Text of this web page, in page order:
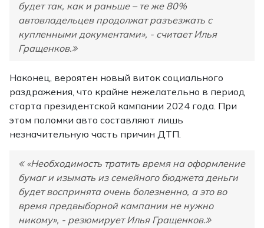
будет так, как и раньше – те же 80%
автовладельцев продолжат разъезжать с
купленными документами», - считает Илья
Гращенков.
Наконец, вероятен новый виток социального
раздражения, что крайне нежелательно в период
старта президентской кампании 2024 года. При
этом поломки авто составляют лишь
незначительную часть причин ДТП.
«Необходимость тратить время на оформление
бумаг и изымать из семейного бюджета деньги
будет воспринята очень болезненно, а это во
время предвыборной кампании не нужно
никому», - резюмирует Илья Гращенков.